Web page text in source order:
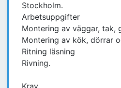
Stockholm.
Arbetsuppgifter
Montering av väggar, tak,
Montering av kök, dörrar
Ritning läsning
Rivning.